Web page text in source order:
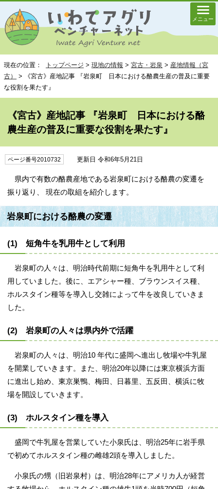
メニュー
現在の位置： トップページ > 現地の情報 > 宮古・岩泉 > 産地情報（宮
古）
> 《宮古》産地記事 『岩泉町 日本における酪農生産の普及に重要
な役割を果たす』
《宮古》産地記事 『岩泉町 日本における酪
農生産の普及に重要な役割を果たす』
ページ番号2010732 更新日 令和6年5月21日
県内で有数の酪農産地である岩泉町における酪農の変遷を
振り返り、 現在の取組を紹介します。
岩泉町における酪農の変遷
(1) 短角牛を乳用牛として利用
岩泉町の人々は、明治時代前期に短角牛を乳用牛として利
用していました。後に、エアシャー種、ブラウンスイス種、
ホルスタイン種等を導入し交雑によって牛を改良していきま
した。
(2) 岩泉町の人々は県内外で活躍
岩泉町の人々は、明治10 年代に盛岡へ進出し牧場や牛乳屋
を開業していきます。また、明治20年以降には東京横浜方面
に進出し始め、東京巣鴨、梅田、日暮里、五反田、横浜に牧
場を開設していきます。
(3) ホルスタイン種を導入
盛岡で牛乳屋を営業していた小泉氏は、明治25年に岩手県
で初めてホルスタイン種の雌雄2頭を導入しました。
小泉氏の甥（旧岩泉村）は、明治28年にアメリカ人が経営